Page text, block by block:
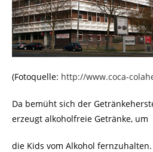
(Fotoquelle: http://www.coca-
Da bemüht sich der
erzeugt alkoholfreie Getränke, um
die Kids vom Alkohol